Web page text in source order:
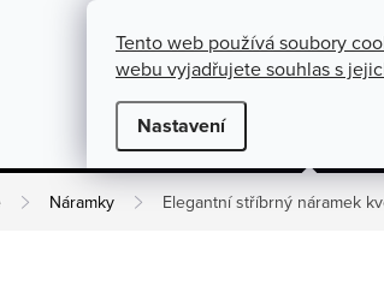
Tento web používá soubory
webu vyjadřujete souhlas s
Nastavení
Podmínky pro výměnu, vrácení a reklamaci
Novinky
Náramky Elegantní stříbrný náramek